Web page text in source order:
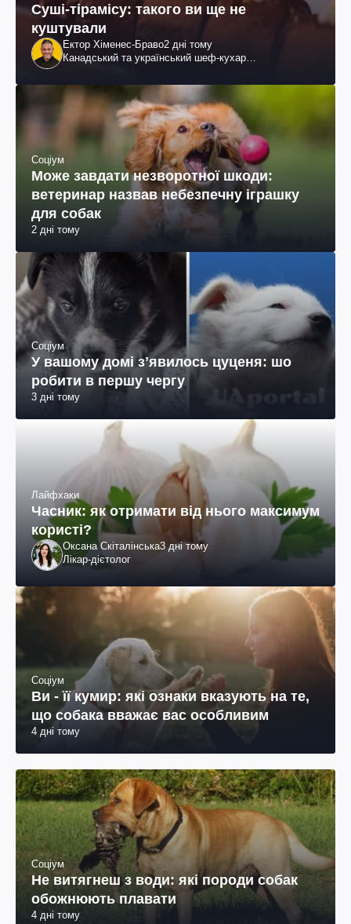
Суші-тірамісу: такого ви ще не
куштували
Ектор Хіменес-Браво2 дні тому
Канадський та український шеф-кухар
Соціум
Може завдати незворотної шкоди:
ветеринар назвав небезпечну іграшку
для собак
2 дні тому
Соціум
У вашому домі зʼявилось цуценя: шо
робити в першу чергу
3 дні тому
Лайфхаки
Часник: як отримати від нього максимум
користі?
Оксана Скіталінська3 дні тому
Лікар-дієтолог
Соціум
Ви - її кумир: які ознаки вказують на те,
що собака вважає вас особливим
4 дні тому
Соціум
Не витягнеш з води: які породи собак
обожнюють плавати
4 дні тому